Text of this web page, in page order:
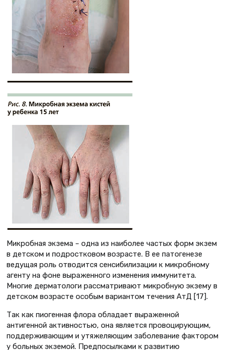
Микробная экзема – одна из наиболее частых форм экзем
в детском и подростковом возрасте. В ее патогенезе
ведущая роль отводится сенсибилизации к микробному
агенту на фоне выраженного изменения иммунитета.
Многие дерматологи рассматривают микробную экзему в
детском возрасте особым вариантом течения АтД [17].
Так как пиогенная флора обладает выраженной
антигенной активностью, она является провоцирующим,
поддерживающим и утяжеляющим заболевание фактором
у больных экземой. Предпосылками к развитию